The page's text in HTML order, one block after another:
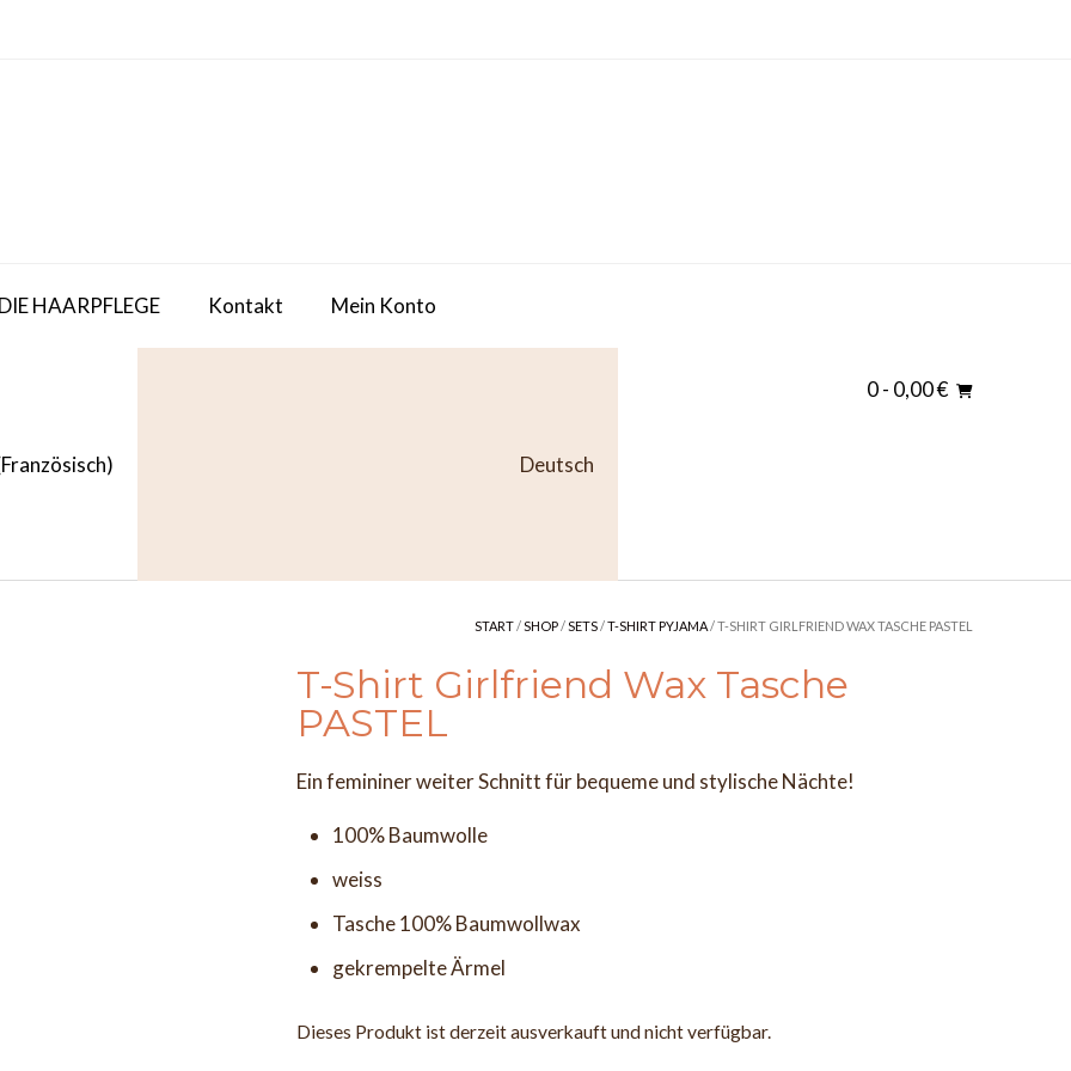
HAARPFLEGE Kontakt Mein Konto
Französisch) Deutsch
0- 0,00 €
START/SHOP/SETS/T-SHIRT PYJAMA/ T-SHIRT GIRLFRIEND WAX TASCHE PASTEL
T-Shirt Girlfriend Wax Tasche
PASTEL
Ein femininer weiter Schnitt für bequeme und stylische Nächte!
100% Baumwolle
weiss
Tasche 100% Baumwollwax
gekrempelte Ärmel
Dieses Produkt ist derzeit ausverkauft und nicht verfügbar.